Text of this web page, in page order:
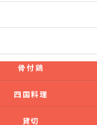
骨付鶏
四国料理
貸切